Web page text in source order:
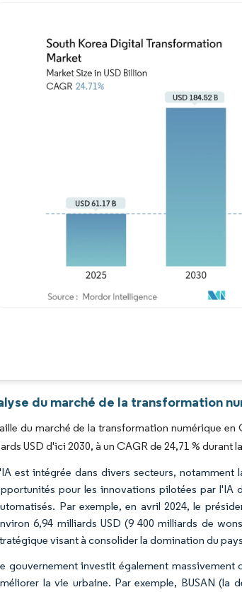
du marché de la transformation
du marché de la transformation numérique en
USD d'ici 2030, à un CAGR de 24,71 % durant
est intégrée dans divers secteurs,
pour les innovations pilotées par l'IA
Par exemple, en avril 2024, le
6,94 milliards USD (9 400 milliards de
visant à consolider la domination du
gouvernement investit également
la vie urbaine. Par exemple, BUSAN